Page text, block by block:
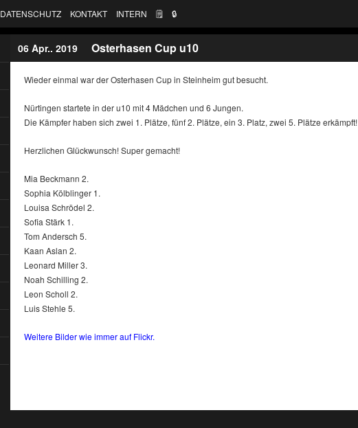
DATENSCHUTZ KONTAKT INTERN 🗒 🔒︎
06 Apr.. 2019 Osterhasen Cup u10
Wieder einmal war der Osterhasen Cup in Steinheim gut besucht.
Nürtingen startete in der u10 mit 4 Mädchen und 6 Jungen.
Die Kämpfer haben sich zwei 1. Plätze, fünf 2. Plätze, ein 3. Platz, zwei 5. Plätze erkämpft!
Herzlichen Glückwunsch! Super gemacht!
Mia Beckmann 2.
Sophia Kölblinger 1.
Louisa Schrödel 2.
Sofia Stärk 1.
Tom Andersch 5.
Kaan Aslan 2.
Leonard Miller 3.
Noah Schilling 2.
Leon Scholl 2.
Luis Stehle 5.
Weitere Bilder wie immer auf Flickr.